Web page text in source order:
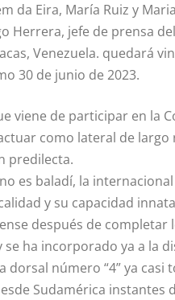
da Eira, María Ruiz y
Herrera, jefe de prensa
Venezuela. quedará
30 de junio de 2023.
viene de participar en la
como lateral de
predilecta.
es baladí, la
y su capacidad
después de
se ha incorporado ya a la
dorsal número “4” ya
Sudamérica instantes